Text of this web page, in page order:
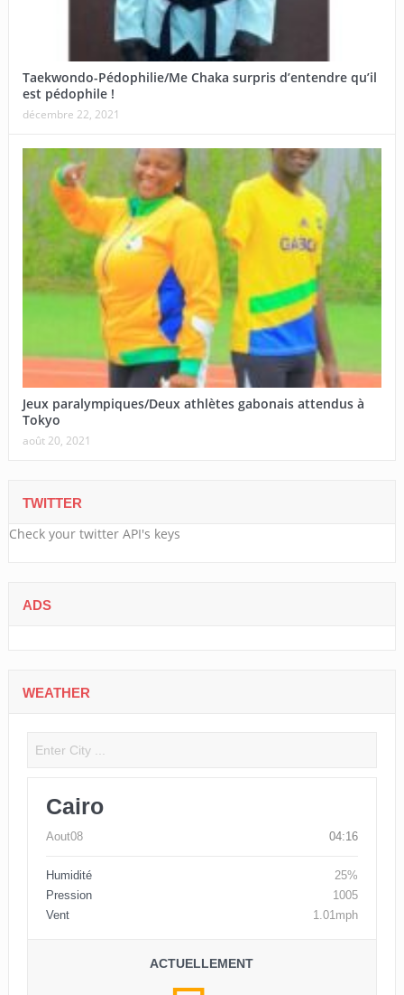
Taekwondo-Pédophilie/Me Chaka surpris d’entendre qu’il
est pédophile !
décembre 22, 2021
Jeux paralympiques/Deux athlètes gabonais attendus à
Tokyo
août 20, 2021
TWITTER
Check your twitter API's keys
ADS
WEATHER
Cairo
Aout08 04:16
Humidité
25%
Pression
1005
Vent
1.01mph
ACTUELLEMENT